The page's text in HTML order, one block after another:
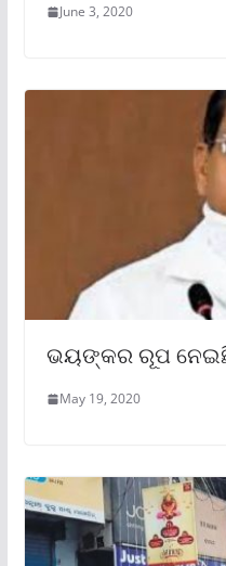
June 3, 2020
ଭୟଙ୍କର ରୂପ
May 19, 2020